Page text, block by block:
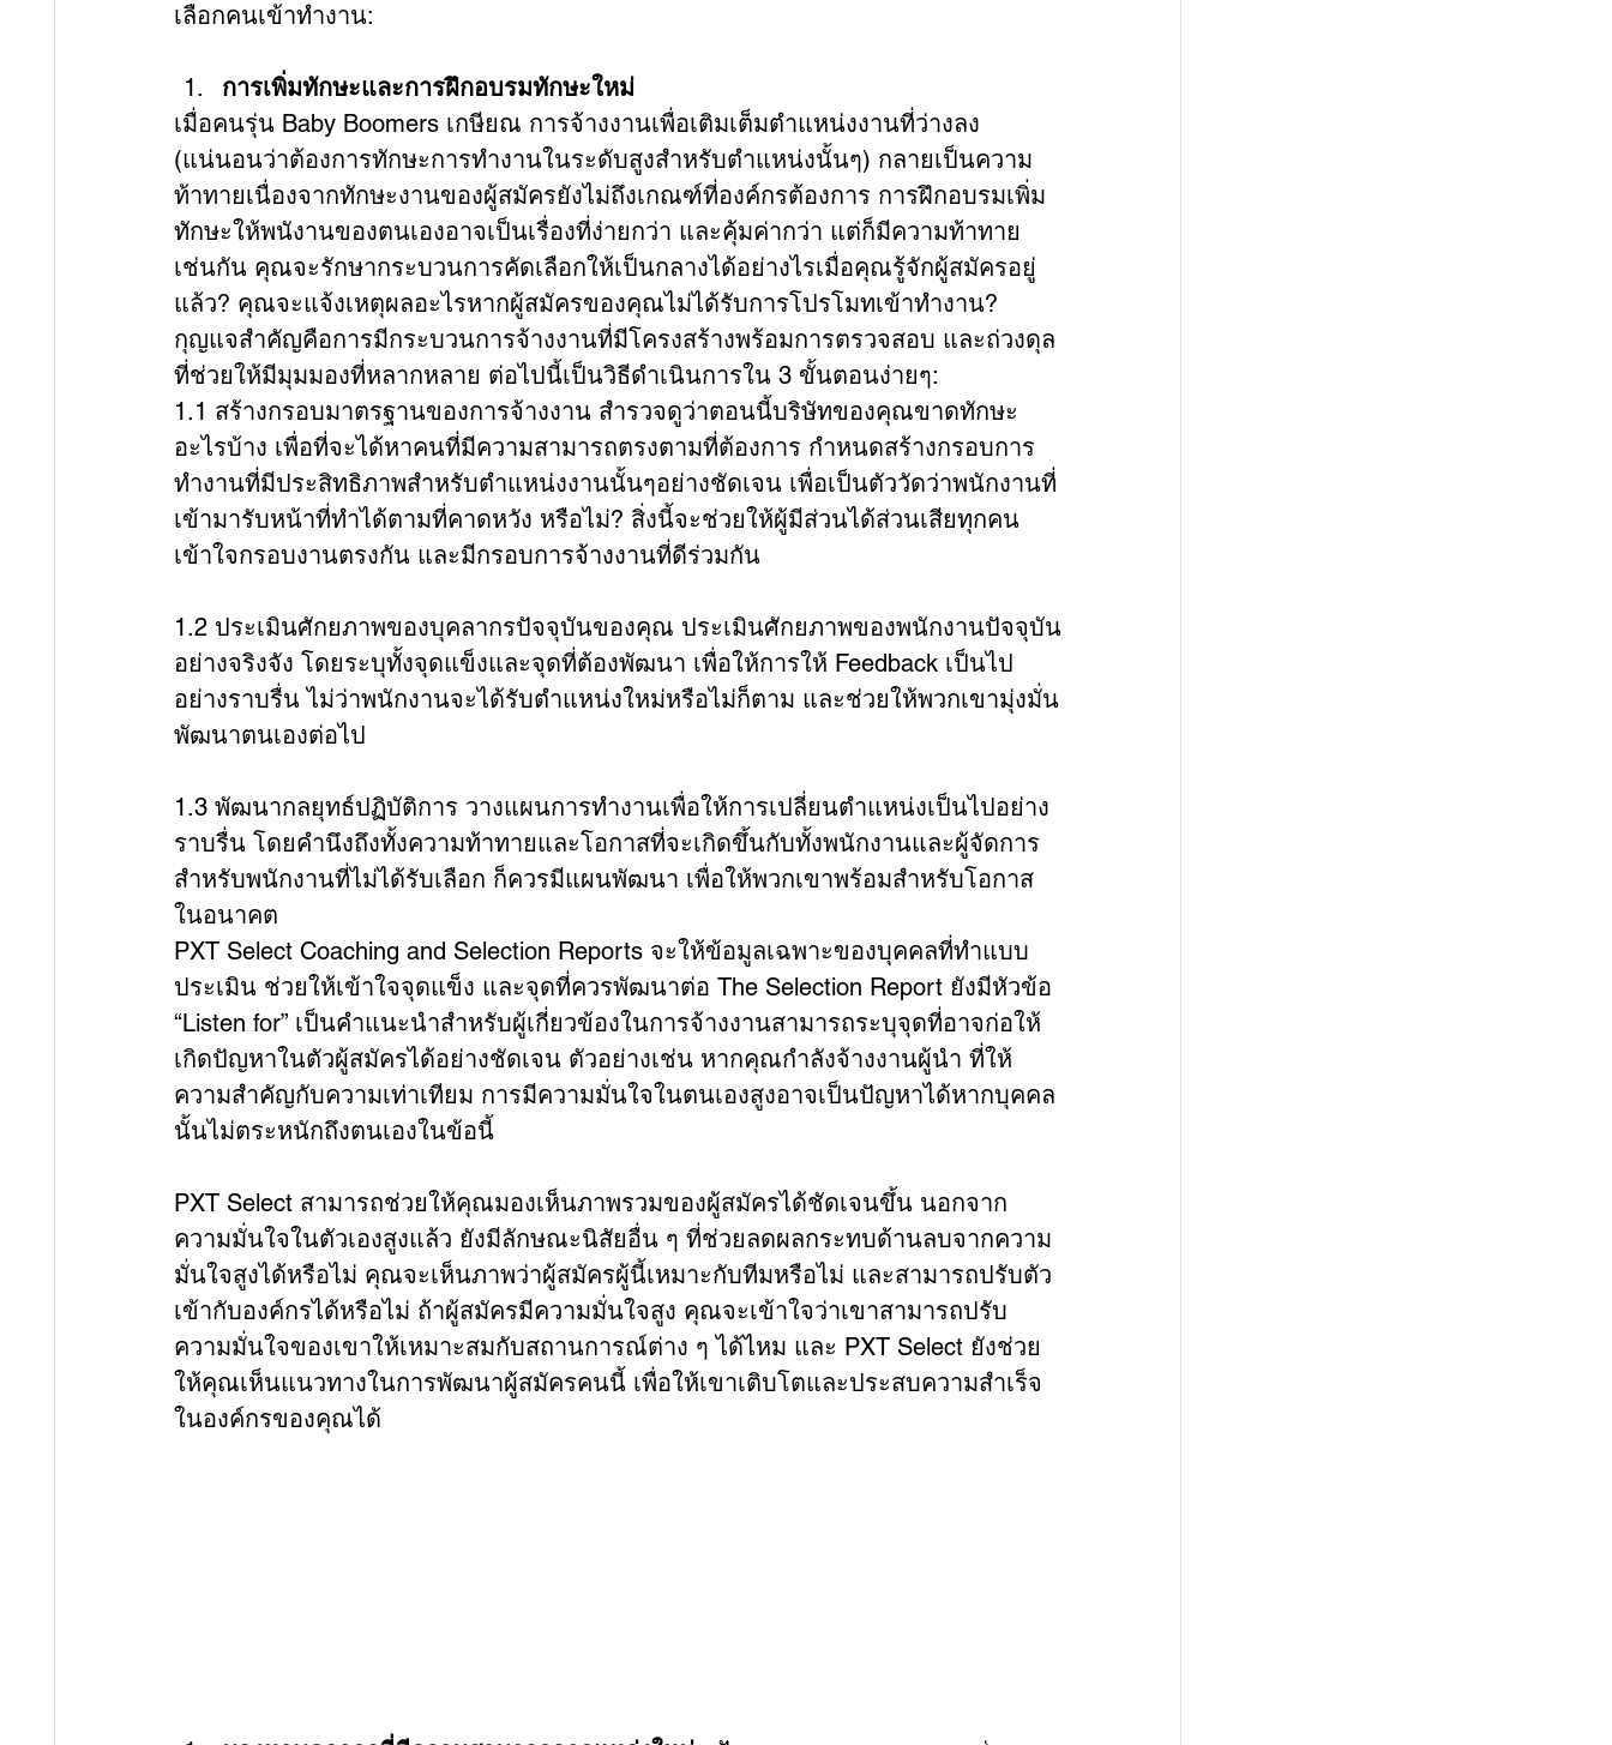
เลือกคนเข้าทำงาน:
การเพิ่มทักษะและการฝึกอบรมทักษะใหม่
เมื่อคนรุ่น Baby Boomers เกษียณ การจ้างงานเพื่อเติมเต็มตำแหน่งงานที่ว่างลง
(แน่นอนว่าต้องการทักษะการทำงานในระดับสูงสำหรับตำแหน่งนั้นๆ) กลายเป็นความ
ท้าทายเนื่องจากทักษะงานของผู้สมัครยังไม่ถึงเกณฑ์ที่องค์กรต้องการ การฝึกอบรมเพิ่ม
ทักษะให้พนังานของตนเองอาจเป็นเรื่องที่ง่ายกว่า และคุ้มค่ากว่า แต่ก็มีความท้าทาย
เช่นกัน คุณจะรักษากระบวนการคัดเลือกให้เป็นกลางได้อย่างไรเมื่อคุณรู้จักผู้สมัครอยู่
แล้ว? คุณจะแจ้งเหตุผลอะไรหากผู้สมัครของคุณไม่ได้รับการโปรโมทเข้าทำงาน?
กุญแจสำคัญคือการมีกระบวนการจ้างงานที่มีโครงสร้างพร้อมการตรวจสอบ และถ่วงดุล
ที่ช่วยให้มีมุมมองที่หลากหลาย ต่อไปนี้เป็นวิธีดำเนินการใน 3 ขั้นตอนง่ายๆ:
1.1 สร้างกรอบมาตรฐานของการจ้างงาน สำรวจดูว่าตอนนี้บริษัทของคุณขาดทักษะ
อะไรบ้าง เพื่อที่จะได้หาคนที่มีความสามารถตรงตามที่ต้องการ กำหนดสร้างกรอบการ
ทำงานที่มีประสิทธิภาพสำหรับตำแหน่งงานนั้นๆอย่างชัดเจน เพื่อเป็นตัววัดว่าพนักงานที่
เข้ามารับหน้าที่ทำได้ตามที่คาดหวัง หรือไม่? สิ่งนี้จะช่วยให้ผู้มีส่วนได้ส่วนเสียทุกคน
เข้าใจกรอบงานตรงกัน และมีกรอบการจ้างงานที่ดีร่วมกัน
1.2 ประเมินศักยภาพของบุคลากรปัจจุบันของคุณ ประเมินศักยภาพของพนักงานปัจจุบัน
อย่างจริงจัง โดยระบุทั้งจุดแข็งและจุดที่ต้องพัฒนา เพื่อให้การให้ Feedback เป็นไป
อย่างราบรื่น ไม่ว่าพนักงานจะได้รับตำแหน่งใหม่หรือไม่ก็ตาม และช่วยให้พวกเขามุ่งมั่น
พัฒนาตนเองต่อไป
1.3 พัฒนากลยุทธ์ปฏิบัติการ วางแผนการทำงานเพื่อให้การเปลี่ยนตำแหน่งเป็นไปอย่าง
ราบรื่น โดยคำนึงถึงทั้งความท้าทายและโอกาสที่จะเกิดขึ้นกับทั้งพนักงานและผู้จัดการ
สำหรับพนักงานที่ไม่ได้รับเลือก ก็ควรมีแผนพัฒนา เพื่อให้พวกเขาพร้อมสำหรับโอกาส
ในอนาคต
PXT Select Coaching and Selection Reports จะให้ข้อมูลเฉพาะของบุคคลที่ทำแบบ
ประเมิน ช่วยให้เข้าใจจุดแข็ง และจุดที่ควรพัฒนาต่อ The Selection Report ยังมีหัวข้อ
“Listen for” เป็นคำแนะนำสำหรับผู้เกี่ยวข้องในการจ้างงานสามารถระบุจุดที่อาจก่อให้
เกิดปัญหาในตัวผู้สมัครได้อย่างชัดเจน ตัวอย่างเช่น หากคุณกำลังจ้างงานผู้นำ ที่ให้
ความสำคัญกับความเท่าเทียม การมีความมั่นใจในตนเองสูงอาจเป็นปัญหาได้หากบุคคล
นั้นไม่ตระหนักถึงตนเองในข้อนี้
PXT Select สามารถช่วยให้คุณมองเห็นภาพรวมของผู้สมัครได้ชัดเจนขึ้น นอกจาก
ความมั่นใจในตัวเองสูงแล้ว ยังมีลักษณะนิสัยอื่น ๆ ที่ช่วยลดผลกระทบด้านลบจากความ
มั่นใจสูงได้หรือไม่ คุณจะเห็นภาพว่าผู้สมัครผู้นี้เหมาะกับทีมหรือไม่ และสามารถปรับตัว
เข้ากับองค์กรได้หรือไม่ ถ้าผู้สมัครมีความมั่นใจสูง คุณจะเข้าใจว่าเขาสามารถปรับ
ความมั่นใจของเขาให้เหมาะสมกับสถานการณ์ต่าง ๆ ได้ไหม และ PXT Select ยังช่วย
ให้คุณเห็นแนวทางในการพัฒนาผู้สมัครคนนี้ เพื่อให้เขาเติบโตและประสบความสำเร็จ
ในองค์กรของคุณได้